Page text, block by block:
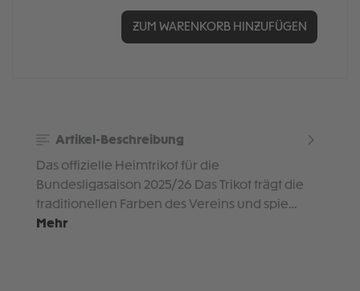
ZUM WARENKORB HINZUFÜGEN
Artikel-Beschreibung
Das offizielle Heimtrikot für die
Bundesligasaison 2025/26 Das Trikot trägt die
traditionellen Farben des Vereins und spie…
Mehr